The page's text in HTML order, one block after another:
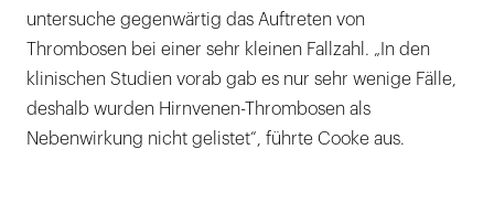
untersuche gegenwärtig das Auftreten von
Thrombosen bei einer sehr kleinen Fallzahl. „In den
klinischen Studien vorab gab es nur sehr wenige Fälle,
deshalb wurden Hirnvenen-Thrombosen als
Nebenwirkung nicht gelistet“, führte Cooke aus.